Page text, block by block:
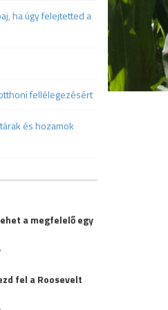
ha úgy felejtetted a
fellélegezésért
és hozamok
a megfelelő egy
fel a Roosevelt